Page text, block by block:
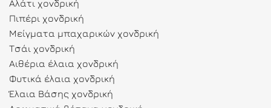
Αλάτι χονδρική
Πιπέρι χονδρική
Μείγματα μπαχαρικών χονδρική
Τσάι χονδρική
Αιθέρια έλαια χονδρική
Φυτικά έλαια χονδρική
Έλαια Βάσης χονδρική